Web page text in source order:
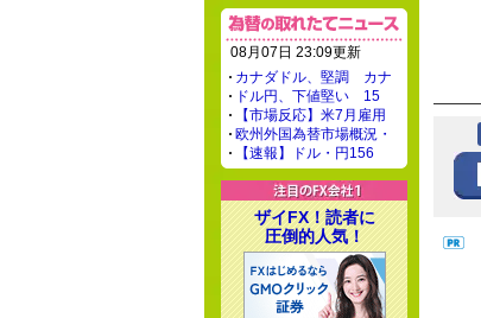
08月07日 23:09更新
カナダドル、堅調 カナ
ドル円、下値堅い 15
【市場反応】米7月雇用
欧州外国為替市場概況・
【速報】ドル・円156
ザイFX！読者に
圧倒的人気！